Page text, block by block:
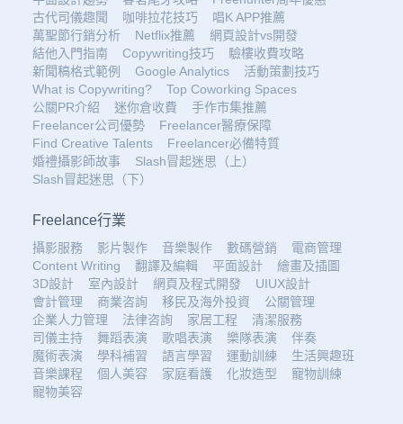
古代司儀趣聞
咖啡拉花技巧
唱K APP推薦
萬聖節行銷分析
Netflix推薦
網頁設計vs開發
結他入門指南
Copywriting技巧
驗樓收費攻略
新聞稿格式範例
Google Analytics
活動策劃技巧
What is Copywriting?
Top Coworking Spaces
公關PR介紹
迷你倉收費
手作市集推薦
Freelancer公司優勢
Freelancer醫療保障
Find Creative Talents
Freelancer必備特質
婚禮攝影師故事
Slash冒起迷思（上）
Slash冒起迷思（下）
Freelance行業
攝影服務 影片製作 音樂製作 數碼營銷
電商管理
Content Writing
翻譯及編輯 平面設計
繪畫及插圖
3D設計
室內設計 網頁及程式開發
UIUX設計
會計管理
商業咨詢 移民及海外投資
公關管理
企業人力管理
法律咨詢 家居工程
清潔服務
司儀主持
舞蹈表演 歌唱表演 樂隊表演
伴奏
魔術表演
學科補習 語言學習 運動訓練
生活興趣班
音樂課程
個人美容 家庭看護 化妝造型
寵物訓練
寵物美容